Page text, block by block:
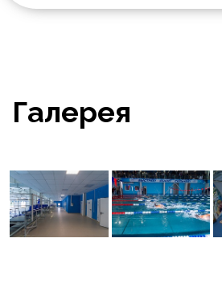
Галерея